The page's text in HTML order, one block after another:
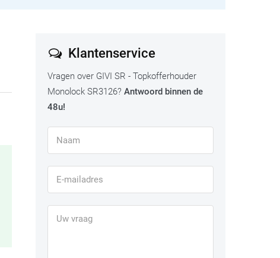
Klantenservice
Vragen over GIVI SR - Topkofferhouder
Monolock SR3126? Antwoord binnen de
48u!